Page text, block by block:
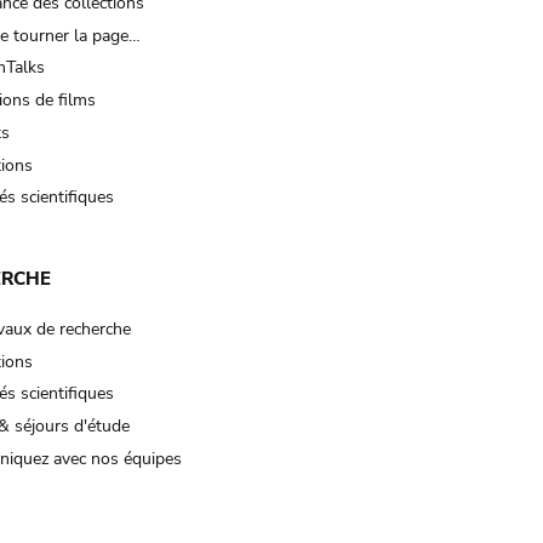
tourner la page…
de films
scientifiques
de recherche
scientifiques
séjours d'étude
avec nos équipes